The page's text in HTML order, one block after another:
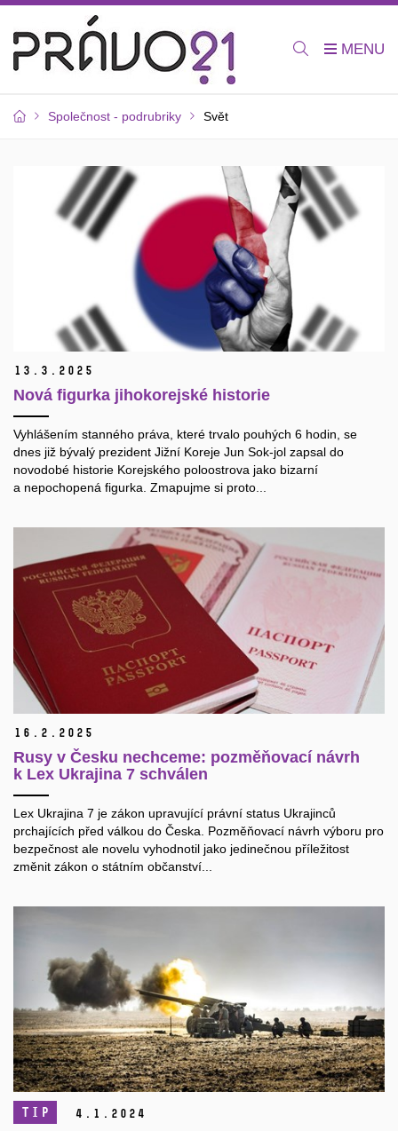
Společnost - podrubriky Svět
13. 3. 2025
Nová figurka jihokorejské historie
Vyhlášením stanného práva, které trvalo pouhých 6 hodin, se
dnes již bývalý prezident Jižní Koreje Jun Sok-jol zapsal do
novodobé historie Korejského poloostrova jako bizarní
a nepochopená figurka. Zmapujme si proto...
16. 2. 2025
Rusy v Česku nechceme: pozměňovací návrh
k Lex Ukrajina 7 schválen
Lex Ukrajina 7 je zákon upravující právní status Ukrajinců
prchajících před válkou do Česka. Pozměňovací návrh výboru pro
bezpečnost ale novelu vyhodnotil jako jedinečnou příležitost
změnit zákon o státním občanství...
TIP 4. 1. 2024